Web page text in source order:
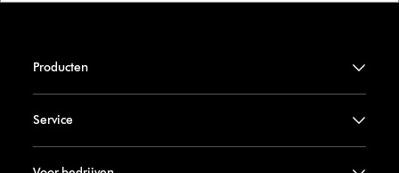
Producten
Service